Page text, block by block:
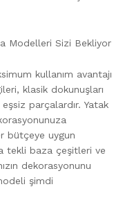
Modelleri Sizi Bekliyor
kullanım avantajı
klasik dokunuşları
parçalardır. Yatak
bütçeye uygun
tekli baza çeşitleri ve
dekorasyonunu
şimdi